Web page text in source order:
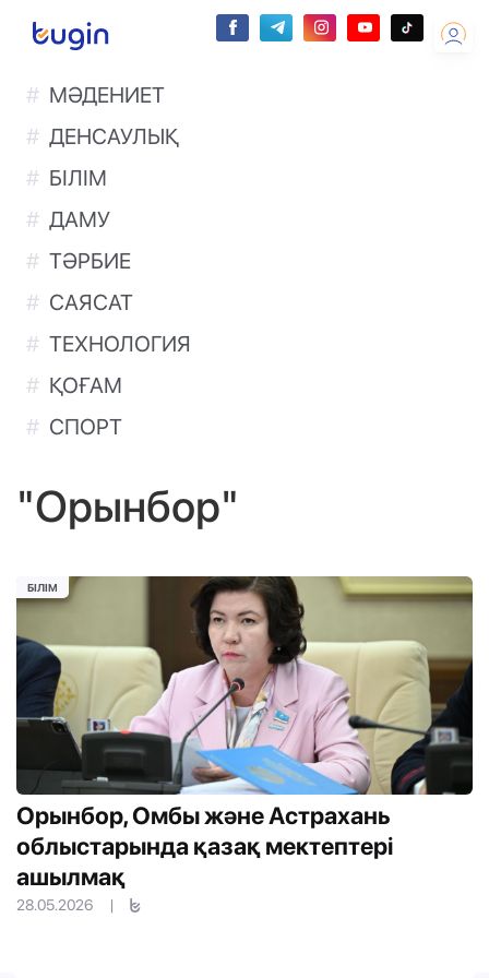
МӘДЕНИЕТ
ДЕНСАУЛЫҚ
БІЛІМ
ДАМУ
ТӘРБИЕ
САЯСАТ
ТЕХНОЛОГИЯ
ҚОҒАМ
СПОРТ
"Орынбор"
Орынбор, Омбы және Астрахань
облыстарында қазақ мектептері
ашылмақ
28.05.2026 |
БІЛІМ